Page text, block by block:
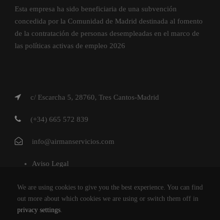
Esta empresa ha sido beneficiaria de una subvención
concedida por la Comunidad de Madrid destinada al fomento
de la contratación de personas desempleadas en el marco de
las políticas activas de empleo 2026
c/ Escarcha 5, 28760, Tres Cantos-Madrid
(+34) 665 572 839
info@airmanservicios.com
Aviso Legal
Política de Cookies
We are using cookies to give you the best experience. You can find
out more about which cookies we are using or switch them off in
privacy settings.